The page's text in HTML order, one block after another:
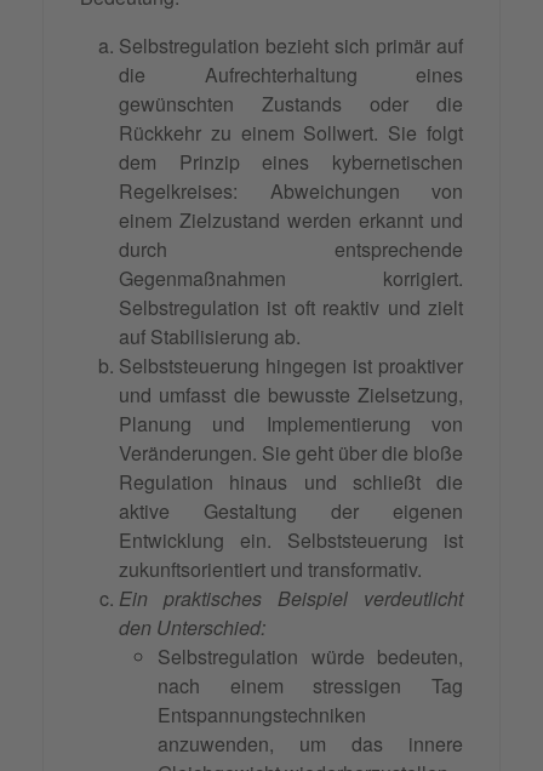
Selbstregulation bezieht sich primär auf
die Aufrechterhaltung eines
gewünschten Zustands oder die
Rückkehr zu einem Sollwert. Sie folgt
dem Prinzip eines kybernetischen
Regelkreises: Abweichungen von
einem Zielzustand werden erkannt und
durch entsprechende
Gegenmaßnahmen korrigiert.
Selbstregulation ist oft reaktiv und zielt
auf Stabilisierung ab.
Selbststeuerung hingegen ist proaktiver
und umfasst die bewusste Zielsetzung,
Planung und Implementierung von
Veränderungen. Sie geht über die bloße
Regulation hinaus und schließt die
aktive Gestaltung der eigenen
Entwicklung ein. Selbststeuerung ist
zukunftsorientiert und transformativ.
Ein praktisches Beispiel verdeutlicht
den Unterschied:
Selbstregulation würde bedeuten,
nach einem stressigen Tag
Entspannungstechniken
anzuwenden, um das innere